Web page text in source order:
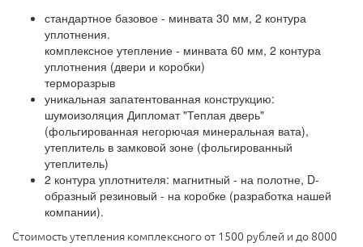
стандартное базовое - минвата 30 мм, 2 контура
уплотнения.
комплексное утепление - минвата 60 мм, 2 контура
уплотнения (двери и коробки)
терморазрыв
уникальная запатентованная конструкцию:
шумоизоляция Дипломат "Теплая дверь"
(фольгированная негорючая минеральная вата),
утеплитель в замковой зоне (фольгированный
утеплитель)
2 контура уплотнителя: магнитный - на полотне, D-
образный резиновый - на коробке (разработка нашей
компании).
Стоимость утепления комплексного от 1500 рублей и до 8000